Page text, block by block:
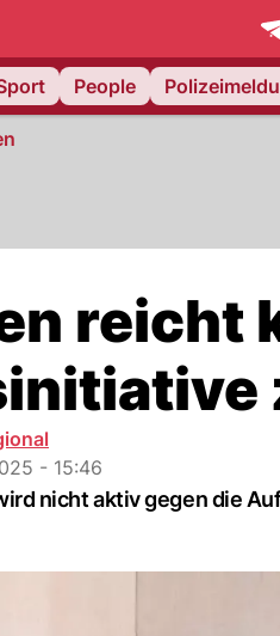
People
reicht
- 15:46
nicht aktiv gegen die